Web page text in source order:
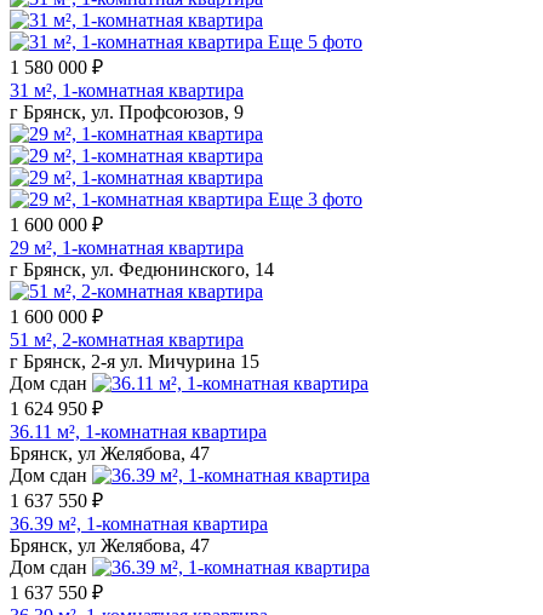
Еще 5 фото
1 580 000 ₽
31 м², 1-комнатная квартира
г Брянск, ул. Профсоюзов, 9
Еще 3 фото
1 600 000 ₽
29 м², 1-комнатная квартира
г Брянск, ул. Федюнинского, 14
1 600 000 ₽
51 м², 2-комнатная квартира
г Брянск, 2-я ул. Мичурина 15
Дом сдан
1 624 950 ₽
36.11 м², 1-комнатная квартира
Брянск, ул Желябова, 47
Дом сдан
1 637 550 ₽
36.39 м², 1-комнатная квартира
Брянск, ул Желябова, 47
Дом сдан
1 637 550 ₽